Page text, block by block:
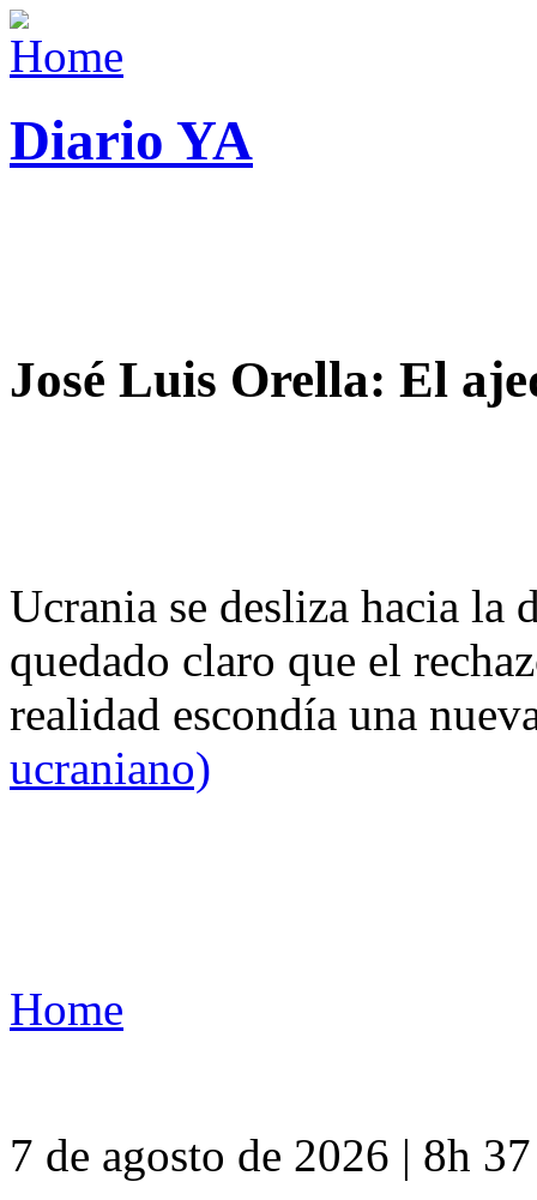
Diario YA
José Luis Orella: El
Ucrania se desliza hacia
quedado claro que el
realidad escondía una
ucraniano)
Home
7 de agosto de 2026 | 8h